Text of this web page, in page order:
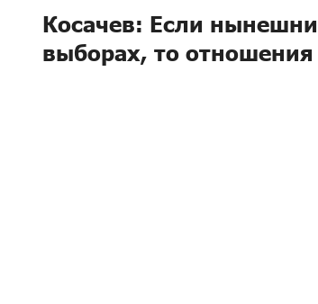
Косачев: Если
выборах, то